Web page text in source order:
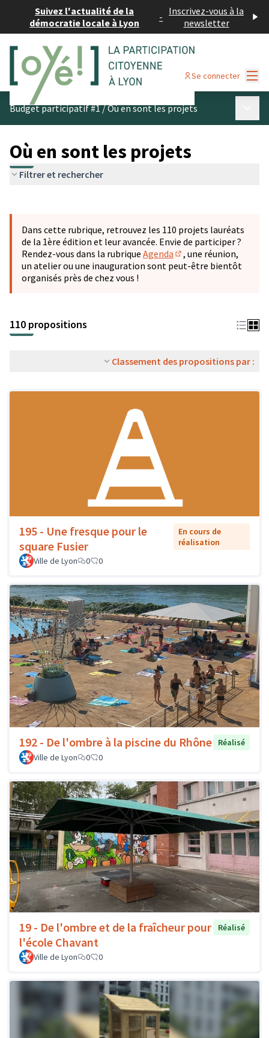
Suivez l'actualité de la
démocratie locale à Lyon
- Inscrivez-vous à la
newsletter
Se connecter
Budget participatif #1/Où en sont les projets
Où en sont les projets
Filtrer et rechercher
−
Dans cette rubrique, retrouvez les 110 projets lauréats
de la 1ère édition et leur avancée. Envie de participer ?
Rendez-vous dans la rubrique Agenda
(S'ouvre dans un
, une réunion,
un atelier ou une inauguration sont peut-être bientôt
organisés près de chez vous !
110 propositions
Classement des propositions par :
195 - Une fresque pour le
square Fusier
En cours de
réalisation
Ville de Lyon
0 0
192 - De l'ombre à la piscine du Rhône
Réalisé
Ville de Lyon
0 0
19 - De l'ombre et de la fraîcheur pour
l'école Chavant
Réalisé
Ville de Lyon 0 0